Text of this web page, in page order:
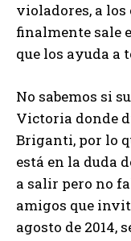
violadores, a
finalmente sale
que los ayuda a
No sabemos si
Victoria donde
Briganti, por lo
está en la duda
a salir pero no
amigos que
agosto de 2014,